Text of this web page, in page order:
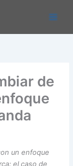
de
un enfoque
el caso de